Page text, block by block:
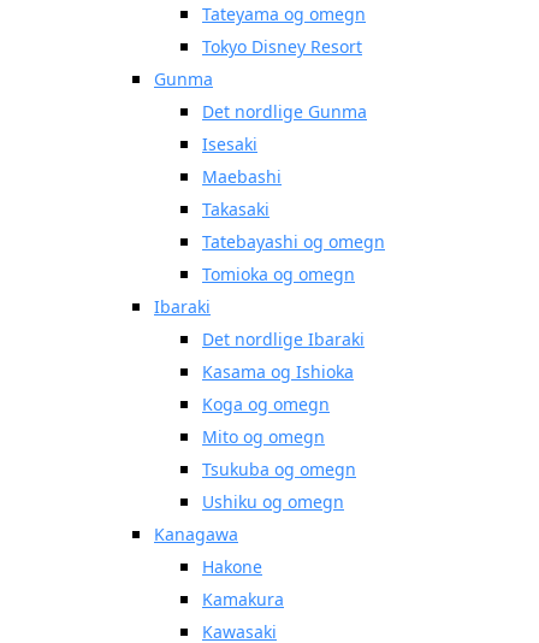
Tateyama og omegn
Tokyo Disney Resort
Gunma
Det nordlige Gunma
Isesaki
Maebashi
Takasaki
Tatebayashi og omegn
Tomioka og omegn
Ibaraki
Det nordlige Ibaraki
Kasama og Ishioka
Koga og omegn
Mito og omegn
Tsukuba og omegn
Ushiku og omegn
Kanagawa
Hakone
Kamakura
Kawasaki